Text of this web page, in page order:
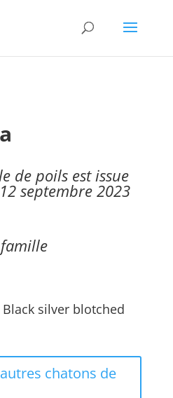
de poils est issue
septembre 2023
Black silver blotched
chatons de